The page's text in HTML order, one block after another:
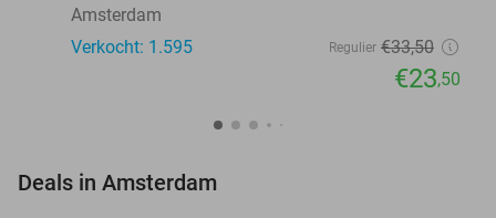
Amsterdam
Verkocht: 1.595
Regulier €33,50
€23,50
Deals in Amsterdam